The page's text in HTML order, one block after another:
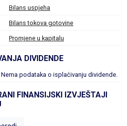
Bilans uspjeha
Bilans tokova gotovine
Promjene u kapitalu
DIVIDENDE
Nema podataka o isplaćivanju dividende.
FINANSIJSKI IZVJEŠTAJI